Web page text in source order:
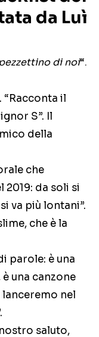
da Luì
di noi“.
. “Racconta il
S”. Il
della
che
2019: da soli si
va più lontani”.
che è la
parole: è una
una canzone
nel
saluto,